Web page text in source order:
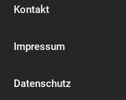
Kontakt
Impressum
Datenschutz